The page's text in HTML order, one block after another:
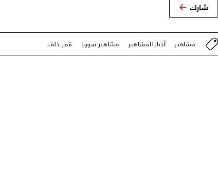
شارك
مشاهير أخبار المشاهير مشاهير سوريا قمر خلف